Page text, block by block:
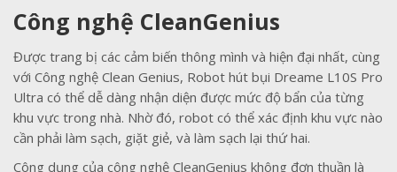
Công nghệ CleanGenius
Được trang bị các cảm biến thông mình và hiện đại nhất, cùng
với Công nghệ Clean Genius, Robot hút bụi Dreame L10S Pro
Ultra có thể dễ dàng nhận diện được mức độ bẩn của từng
khu vực trong nhà. Nhờ đó, robot có thể xác định khu vực nào
cần phải làm sạch, giặt giẻ, và làm sạch lại thứ hai.
Công dụng của công nghệ CleanGenius không đơn thuần là